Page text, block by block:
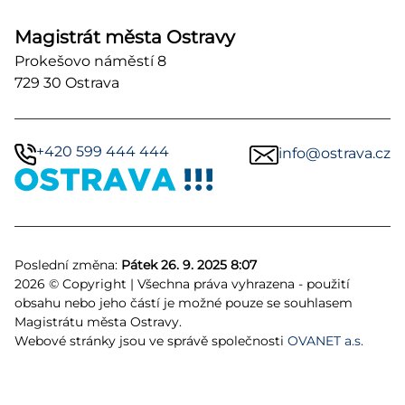
Magistrát města Ostravy
Prokešovo náměstí 8
729 30 Ostrava
+420 599 444 444 info@ostrava.cz
Poslední změna: Pátek 26. 9. 2025 8:07
2026 © Copyright | Všechna práva vyhrazena - použití
obsahu nebo jeho částí je možné pouze se souhlasem
Magistrátu města Ostravy.
Webové stránky jsou ve správě společnosti OVANET a.s.